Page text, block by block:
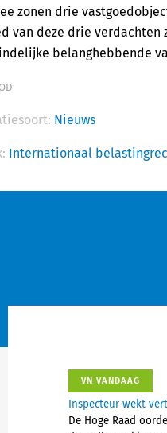
zonen drie
van deze drie verdachten
belanghebbende
Nieuws
Internationaal
VN VANDAAG
Inspecteur wekt
De Hoge Raad